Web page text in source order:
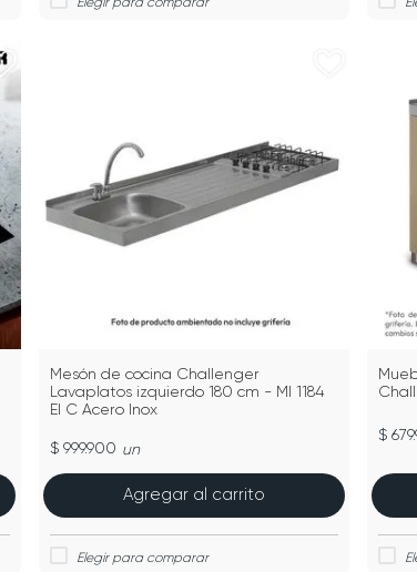
Mesón de cocina Challenger
Lavaplatos izquierdo 180 cm - MI 1184
EI C Acero Inox
$ 999.900 un
Agregar al carrito
$